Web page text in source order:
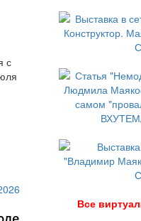
с
Все